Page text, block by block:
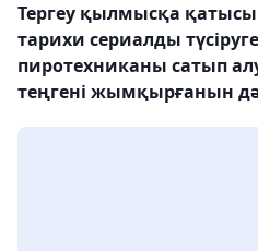
Тергеу қылмысқа
тарихи сериалды
пиротехниканы сатып
теңгені жымқырғанын